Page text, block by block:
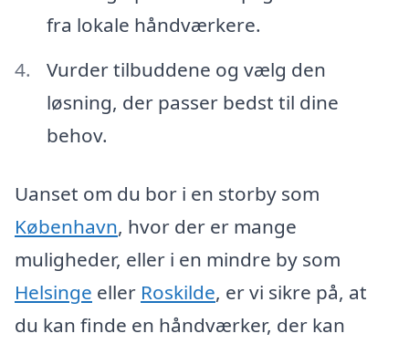
fra lokale håndværkere.
Vurder tilbuddene og vælg den
løsning, der passer bedst til dine
behov.
Uanset om du bor i en storby som
København, hvor der er mange
muligheder, eller i en mindre by som
Helsinge eller Roskilde, er vi sikre på, at
du kan finde en håndværker, der kan